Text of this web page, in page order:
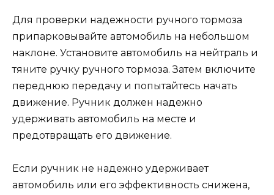
Для проверки надежности ручного тормоза
припарковывайте автомобиль на небольшом
наклоне. Установите автомобиль на нейтраль и
тяните ручку ручного тормоза. Затем включите
переднюю передачу и попытайтесь начать
движение. Ручник должен надежно
удерживать автомобиль на месте и
предотвращать его движение.
Если ручник не надежно удерживает
автомобиль или его эффективность снижена,